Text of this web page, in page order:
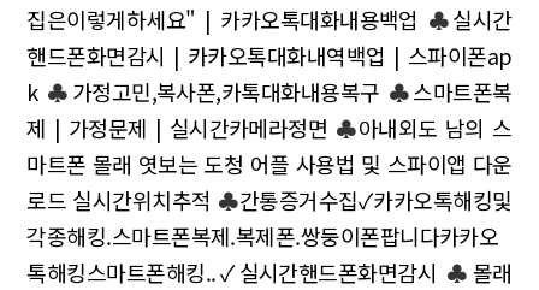
집은이렇게하세요" | 카카오톡대화내용백업 ♣실시간
핸드폰화면감시 | 카카오톡대화내역백업 | 스파이폰ap
k♣가정고민,복사폰,카톡대화내용복구 ♣스마트폰복
제 | 가정문제 | 실시간카메라정면 ♣아내외도 남의 스
마트폰 몰래 엿보는 도청 어플 사용법 및 스파이앱 다운
로드 실시간위치추적 ♣간통증거수집✓카카오톡해킹및
각종해킹.스마트폰복제.복제폰.쌍둥이폰팝니다카카오
톡해킹스마트폰해킹..✓실시간핸드폰화면감시 ♣ 몰래